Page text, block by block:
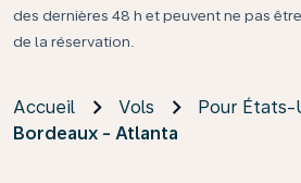
des dernières 48 h et peuvent ne pas
de la réservation.
Accueil Vols
Pour États-
Bordeaux - Atlanta